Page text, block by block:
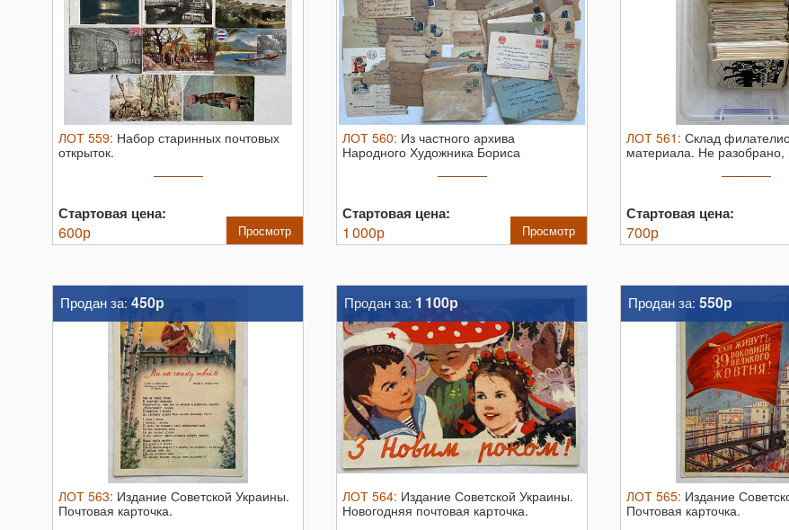
ЛОТ 559: Набор старинных почтовых
открыток.
Стартовая цена:
600р Просмотр
ЛОТ 560: Из частного архива
Народного Художника Бориса
Стартовая цена:
1 000р Просмотр
ЛОТ 561 : Склад
материала. Не разобрано,
Стартовая цена:
700р
Продан за: 450р
ЛОТ 563: Издание Советской Украины.
Почтовая карточка.
Продан за: 1 100р
ЛОТ 564: Издание Советской Украины.
Новогодняя почтовая карточка.
Продан за: 550р
ЛОТ 565: Издание
Почтовая карточка.